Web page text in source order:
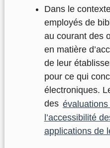
Dans le
employés de
au courant des
en matière
de leur
pour ce qui
électroniques.
des
l’accessibilité
applications de